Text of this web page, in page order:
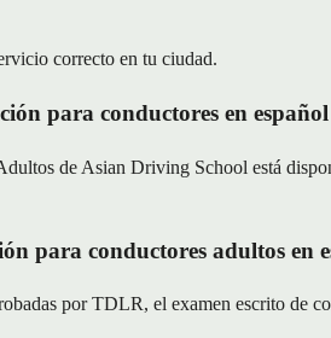
correcto en tu ciudad.
para conductores en
de Asian Driving School está
para conductores adultos en
por TDLR, el examen escrito de